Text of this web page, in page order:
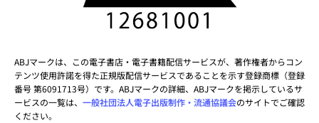
ABJマークは、この電子書店・電子書籍配信サービスが、著作権者からコン
テンツ使用許諾を得た正規版配信サービスであることを示す登録商標（登録
番号 第6091713号）です。ABJマークの詳細、ABJマークを掲示しているサ
ービスの一覧は、 一般社団法人電子出版制作・流通協議会のサイトでご確認
ください。